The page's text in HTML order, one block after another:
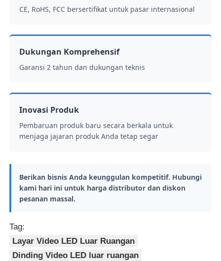
CE, RoHS, FCC bersertifikat untuk pasar internasional
Dukungan Komprehensif
Garansi 2 tahun dan dukungan teknis
Inovasi Produk
Pembaruan produk baru secara berkala untuk
menjaga jajaran produk Anda tetap segar
Berikan bisnis Anda keunggulan kompetitif. Hubungi
kami hari ini untuk harga distributor dan diskon
pesanan massal.
Tag:
Layar Video LED Luar Ruangan
Dinding Video LED luar ruangan